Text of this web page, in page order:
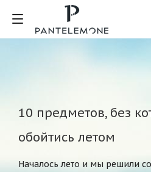
10 предметов, без
обойтись летом
Началось лето и мы решили